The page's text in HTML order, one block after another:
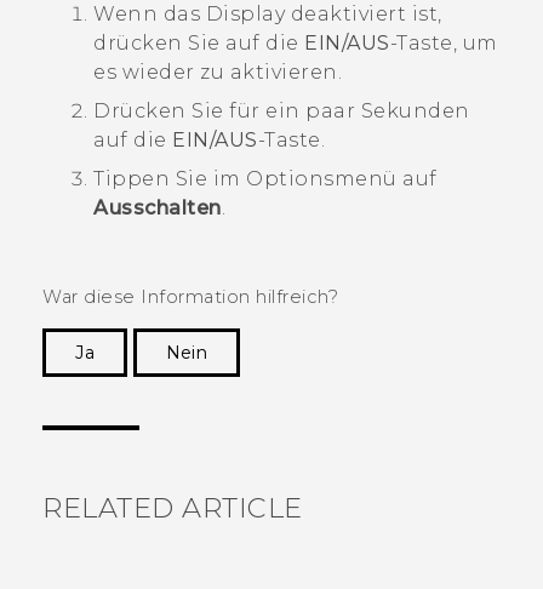
Wenn das Display deaktiviert ist,
drücken Sie auf die EIN/AUS-Taste, um
es wieder zu aktivieren.
Drücken Sie für ein paar Sekunden
auf die EIN/AUS-Taste.
Tippen Sie im Optionsmenü auf
Ausschalten
War diese Information hilfreich?
Ja
Nein
RELATED ARTICLE